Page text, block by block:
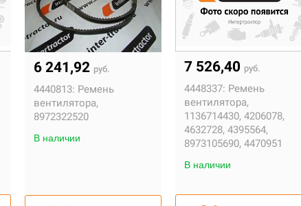
6 241,92 руб.
4440813: Ремень
вентилятора,
8972322520
В наличии
7 526,40 руб.
4448337: Ремень
вентилятора,
1136714430, 4206078,
4632728, 4395564,
8973105690, 4470951
В наличии